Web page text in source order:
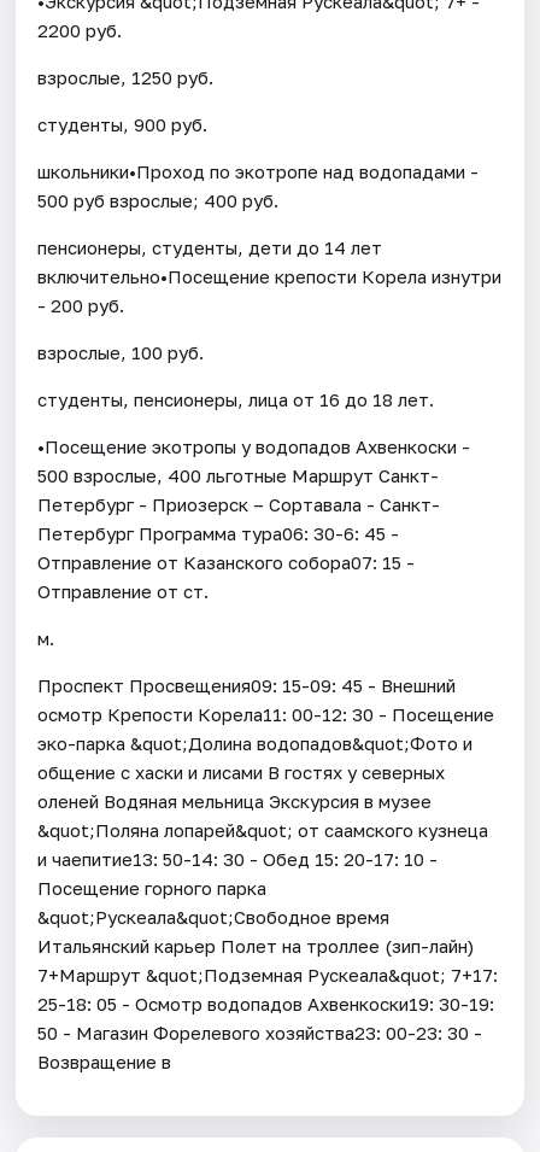
2200 руб.
взрослые, 1250 руб.
студенты, 900 руб.
школьники•Проход по экотропе над водопадами -
500 руб взрослые; 400 руб.
пенсионеры, студенты, дети до 14 лет
включительно•Посещение крепости Корела изнутри
- 200 руб.
взрослые, 100 руб.
студенты, пенсионеры, лица от 16 до 18 лет.
•Посещение экотропы у водопадов Ахвенкоски -
500 взрослые, 400 льготные Маршрут Санкт-
Петербург - Приозерск – Сортавала - Санкт-
Петербург Программа тура06: 30-6: 45 -
Отправление от Казанского собора07: 15 -
Отправление от ст.
м.
Проспект Просвещения09: 15-09: 45 - Внешний
осмотр Крепости Корела11: 00-12: 30 - Посещение
эко-парка &quot;Долина водопадов&quot;Фото и
общение с хаски и лисами В гостях у северных
оленей Водяная мельница Экскурсия в музее
&quot;Поляна лопарей&quot; от саамского кузнеца
и чаепитие13: 50-14: 30 - Обед 15: 20-17: 10 -
Посещение горного парка
&quot;Рускеала&quot;Свободное время
Итальянский карьер Полет на троллее (зип-лайн)
7+Маршрут &quot;Подземная Рускеала&quot; 7+17:
25-18: 05 - Осмотр водопадов Ахвенкоски19: 30-19:
50 - Магазин Форелевого хозяйства23: 00-23: 30 -
Возвращение в